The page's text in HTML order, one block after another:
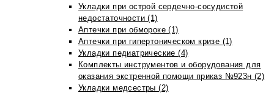
Укладки при острой сердечно-сосудистой
недостаточности (1)
Аптечки при обмороке (1)
Аптечки при гипертоническом кризе (1)
Укладки педиатрические (4)
Комплекты инструментов и оборудования для
оказания экстренной помощи приказ №923н (2)
Укладки медсестры (2)